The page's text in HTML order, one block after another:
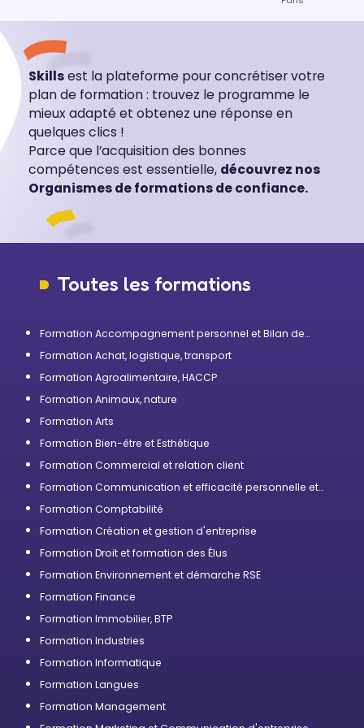
Skillsest la plateforme pour concrétiser votre
plan de formation : trouvez le programme le
mieux adapté et obtenez une réponse en
quelques clics !
Parce que l’acquisition des bonnes
compétences est essentielle, découvrez nos
Organismes de formations de confiance.
Toutes les formations
Formation Accompagnement personnel et Bilan de
Formation Achat, logistique, transport
Formation Agroalimentaire, HACCP
Formation Animaux, nature
Formation Arts
Formation Bien-être et Esthétique
Formation Commercial et relation client
Formation Communication et efficacité personnelle et
Formation Comptabilité
Formation Création et gestion d'entreprise
Formation Droit et formation des Élus
Formation Environnement et démarche RSE
Formation Finance
Formation Immobilier, BTP
Formation Industries
Formation Informatique
Formation Langues
Formation Management